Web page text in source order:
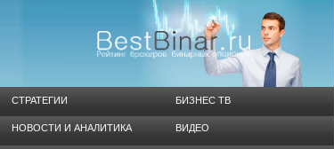
СТРАТЕГИИ БИЗНЕС ТВ
НОВОСТИ И АНАЛИТИКА ВИДЕО